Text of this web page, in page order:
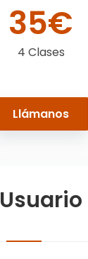
35€
4 Clases
Llámanos
Usuario